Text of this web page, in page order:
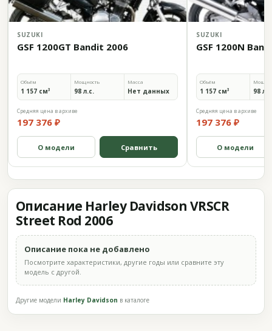
SUZUKI
GSF 1200GT Bandit 2006
Объём
1 157 см³
Мощность
98 л.с.
Масса
Нет данных
Средняя цена в архиве
197 376 ₽
О модели Сравнить
SUZUKI
GSF 1200N
Объём
1 157 см³ 98
Средняя цена в архиве
197 376 ₽
О модели
Описание Harley Davidson VRSCR
Street Rod 2006
Описание пока не добавлено
Посмотрите характеристики, другие годы или сравните эту
модель с другой.
Другие модели Harley Davidson в каталоге